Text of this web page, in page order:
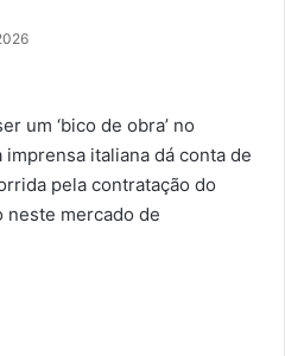
um ‘bico de obra’ no
italiana dá conta de
pela contratação do
neste mercado de